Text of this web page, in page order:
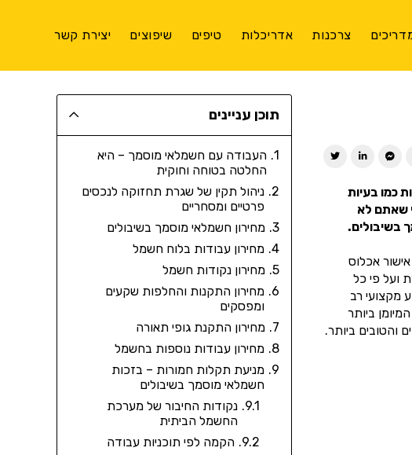
צרכנות אדריכלות טיפים שיפוצים יצירת קשר
כמו בעיות
שאתם לא
בשיבולים.
אכלוס
ועל פי כל
מקצועי רב
ביותר
והטובים ביותר.
תוכן עניינים
העבודה עם חשמלאי מוסמך – היא
החלטה בטוחה וחוקית
ניהול תקין של שגרת תחזוקה לנכסים
פרטיים ומסחריים
מחירון חשמלאי מוסמך בשיבולים
מחירון עבודות בלוח חשמל
מחירון נקודות חשמל
מחירון התקנות והחלפות שקעים
ומפסקים
מחירון התקנת גופי תאורה
מחירון עבודות נוספות בחשמל
מניעת תקלות חמורות – בזכות
חשמלאי מוסמך בשיבולים
נקודות החיבור של מערכת
החשמל הביתית
הקמה לפי תוכניות עבודה